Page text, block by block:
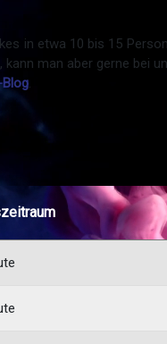
in etwa 10 bis 15
man aber gerne bei